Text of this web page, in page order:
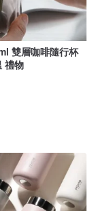
雙層咖啡隨行杯
禮物